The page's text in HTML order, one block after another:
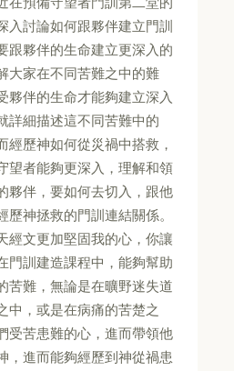
入討論如何跟夥伴建立門訓
跟夥伴的生命建立更深入的
大家在不同苦難之中的難
夥伴的生命才能夠建立深入
詳細描述這不同苦難中的
經歷神如何從災禍中搭救，
望者能夠更深入，理解和領
夥伴，要如何去切入，跟他
神拯救的門訓連結關係。
經文更加堅固我的心，你讓
門訓建造課程中，能夠幫助
苦難，無論是在曠野迷失道
中，或是在病痛的苦楚之
受苦患難的心，進而帶領他
，進而能夠經歷到神從禍患